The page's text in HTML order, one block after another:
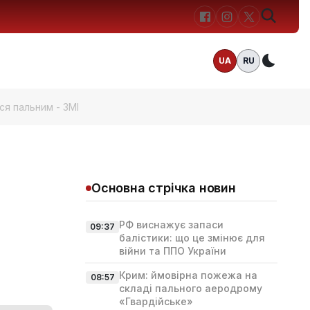
UA RU
пальним - ЗМІ
Основна стрічка новин
09:37 РФ виснажує запаси
балістики: що це змінює для
війни та ППО України
08:57 Крим: ймовірна пожежа на
складі пального аеродрому
«Гвардійське»